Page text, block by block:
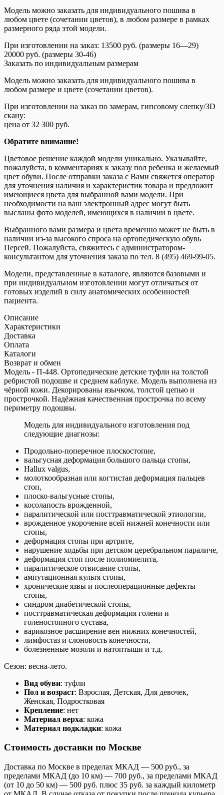
Модель можно заказать для индивидуального пошива в
любом цвете (сочетании цветов), в любом размере в рамках
размерного ряда этой модели.
При изготовлении на заказ: 13500 руб. (размеры 16—29)
20000 руб. (размеры 30-46)
Заказать по индивидуальным размерам
Модель можно заказать для индивидуального пошива в
любом размере и цвете (сочетании цветов).
При изготовлении на заказ по замерам, гипсовому слепку/3D
скану:
цена от 32 300 руб.
Обратите внимание!
Цветовое решение каждой модели уникально. Указывайте,
пожалуйста, в комментариях к заказу пол ребенка и желаемый
цвет обуви. После отправки заказа с Вами свяжется оператор
для уточнения наличия и характеристик товара и предложит
имеющиеся цвета для выбранной вами модели. При
необходимости на ваш электронный адрес могут быть
высланы фото моделей, имеющихся в наличии в цвете.
Выбранного вами размера и цвета временно может не быть в
наличии из-за высокого спроса на ортопедическую обувь
Персей. Пожалуйста, свяжитесь с администратором-
консультантом для уточнения заказа по тел. 8 (495) 469-99-05.
Модели, представленные в каталоге, являются базовыми и
при индивидуальном изготовлении могут отличаться от
готовых изделий в силу анатомических особенностей
пациента.
Описание
Характеристики
Доставка
Оплата
Каталоги
Возврат и обмен
Модель - П-448. Ортопедические детские туфли на толстой
ребристой подошве и среднем каблуке. Модель выполнена из
чёрной кожи. Декорированы язычком, толстой цепью и
прострочкой. Надёжная качественная прострочка по всему
периметру подошвы.
Модель для индивидуального изготовления под
следующие диагнозы:
Продольно-поперечное плоскостопие,
вальгусная деформация большого пальца стопы,
Hallux valgus,
молоткообразная или когтистая деформация пальцев
стоп,
плоско-вальгусные стопы,
косолапость врожденной,
паралитической или посттравматической этиологии,
врожденное укорочение всей нижней конечности или
стопы,
деформация стопы при артрите,
нарушение ходьбы при детском церебральном параличе,
деформация стоп после полиомиелита,
паралитическое отвисание стопы,
ампутационная культя стопы,
хронические язвы и послеоперационные дефекты
стопы,
синдром диабетической стопы,
посттравматическая деформация голени и
голеностопного сустава,
варикозное расширение вен нижних конечностей,
лимфостаз и слоновость конечности,
болезненные мозоли и натоптыши и т.д.
Сезон: весна-лето.
Вид обуви: туфли
Пол и возраст: Взрослая, Детская, Для девочек,
Женская, Подростковая
Крепление: нет
Материал верха: кожа
Материал подкладки: кожа
Стоимость доставки по Москве
Доставка по Москве в пределах МКАД — 500 руб., за
пределами МКАД (до 10 км) — 700 руб., за пределами МКАД
(от 10 до 50 км) — 500 руб. плюс 35 руб. за каждый километр